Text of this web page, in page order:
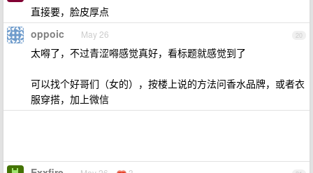
直接要，脸皮厚点
20
oppoic May 26
太嘚了，不过青涩嘚感觉真好，看标题就感觉到了
可以找个好哥们（女的），按楼上说的方法问香水品牌，或者衣
服穿搭，加上微信